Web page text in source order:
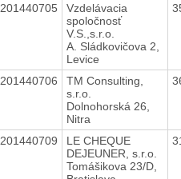
201440705
Vzdelávacia
spoločnosť
V.S.,s.r.o.
A. Sládkovičova 2,
Levice
201440706
TM Consulting,
s.r.o.
Dolnohorská 26,
Nitra
201440709
LE CHEQUE
DEJEUNER, s.r.o.
Tomášikova 23/D,